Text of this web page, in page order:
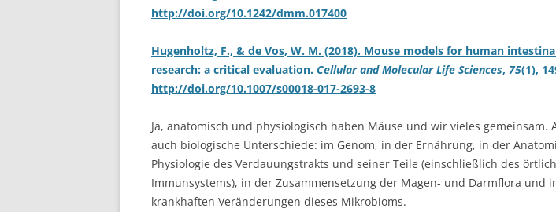
http://doi.org/10.1242/dmm.017400
Hugenholtz, F., & de Vos, W. M. (2018). Mouse models for human
research: a critical evaluation. Cellular and Molecular Life Sciences, 75(1),
http://doi.org/10.1007/s00018-017-2693-8
Ja, anatomisch und physiologisch haben Mäuse und wir vieles gemeinsam.
auch biologische Unterschiede: im Genom, in der Ernährung, in der
Physiologie des Verdauungstrakts und seiner Teile (einschließlich des
Immunsystems), in der Zusammensetzung der Magen- und Darmflora und
krankhaften Veränderungen dieses Mikrobioms.